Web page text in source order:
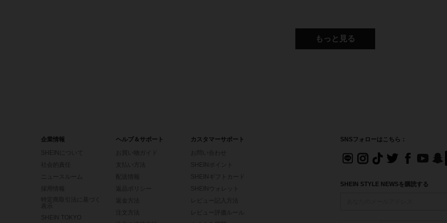
もっと見る
企業情報
SHEINについて
ニュースルーム
SHEIN TOKYO
ヘルプ＆サポート
お買い物ガイド
支払い方法
返品ポリシー
カスタマーサポート
お問い合わせ
SHEINポイント
SHEINギフトカード
SHEINウォレット
レビュー記入方法
レビュー評価ルール
SNSフォローはこちら：
SHEIN STYLE NEWSを購読する